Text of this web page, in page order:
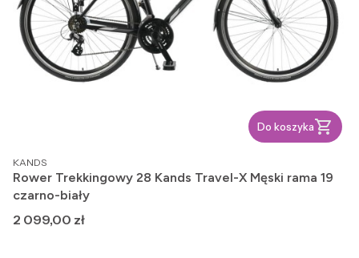
Do koszyka
PRODUCENT
KANDS
Rower Trekkingowy 28 Kands Travel-X Męski rama 19
czarno-biały
Cena
2 099,00 zł